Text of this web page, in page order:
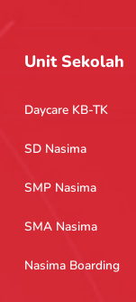
Unit Sekolah
Daycare KB-TK
SD Nasima
SMP Nasima
SMA Nasima
Nasima Boarding